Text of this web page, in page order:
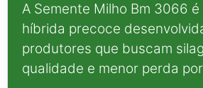
A Semente Milho Bm 3066
híbrida precoce
produtores que buscam
qualidade e menor perda